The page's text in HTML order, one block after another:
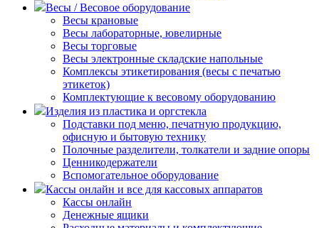
Весы / Весовое оборудование
Весы крановые
Весы лабораторные, ювелирные
Весы торговые
Весы электронные складские напольные
Комплексы этикетирования (весы с печатью
этикеток)
Комплектующие к весовому оборудованию
Изделия из пластика и оргстекла
Подставки под меню, печатную продукцию,
офисную и бытовую технику
Полочные разделители, толкатели и задние опоры
Ценникодержатели
Вспомогательное оборудование
Кассы онлайн и все для кассовых аппаратов
Кассы онлайн
Денежные ящики